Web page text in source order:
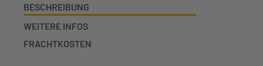
BESCHREIBUNG
WEITERE INFOS
FRACHTKOSTEN